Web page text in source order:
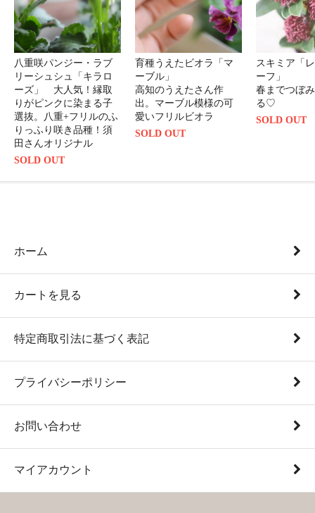
八重咲パンジー・ラブ
リーシュシュ「キラロ
ーズ」 大人気！縁取
りがピンクに染まる子
選抜。八重+フリルのふ
りっふり咲き品種！須
田さんオリジナル
SOLD OUT
育種うえたビオラ「マ
ーブル」
高知のうえたさん作
出。マーブル模様の可
愛いフリルビオラ
SOLD OUT
スキミア「
ーフ」
春までつぼ
る♡
SOLD OUT
ホーム
カートを見る
特定商取引法に基づく表記
プライバシーポリシー
お問い合わせ
マイアカウント